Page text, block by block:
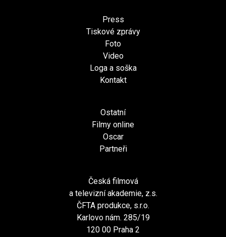
Press
Tiskové zprávy
Foto
Video
Loga a soška
Kontakt
Ostatní
Filmy online
Oscar
Partneři
Česká filmová
a televizní akademie, z.s.
ČFTA produkce, s.r.o.
Karlovo nám. 285/19
120 00 Praha 2